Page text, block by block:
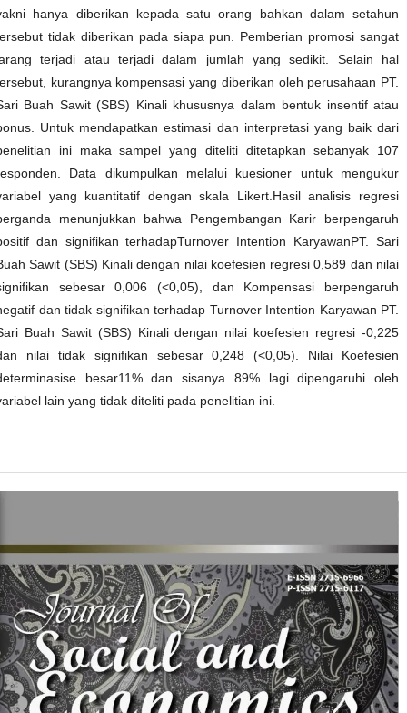
hanya diberikan kepada satu orang bahkan dalam setahun
tidak diberikan pada siapa pun. Pemberian promosi sangat
terjadi atau terjadi dalam jumlah yang sedikit. Selain hal
kurangnya kompensasi yang diberikan oleh perusahaan PT.
Buah Sawit (SBS) Kinali khususnya dalam bentuk insentif atau
Untuk mendapatkan estimasi dan interpretasi yang baik dari
ini maka sampel yang diteliti ditetapkan sebanyak 107
Data dikumpulkan melalui kuesioner untuk mengukur
yang kuantitatif dengan skala Likert.Hasil analisis regresi
menunjukkan bahwa Pengembangan Karir berpengaruh
dan signifikan terhadapTurnover Intention KaryawanPT. Sari
Sawit (SBS) Kinali dengan nilai koefesien regresi 0,589 dan nilai
sebesar 0,006 (<0,05), dan Kompensasi berpengaruh
dan tidak signifikan terhadap Turnover Intention Karyawan PT.
Buah Sawit (SBS) Kinali dengan nilai koefesien regresi -0,225
nilai tidak signifikan sebesar 0,248 (<0,05). Nilai Koefesien
besar11% dan sisanya 89% lagi dipengaruhi oleh
lain yang tidak diteliti pada penelitian ini.